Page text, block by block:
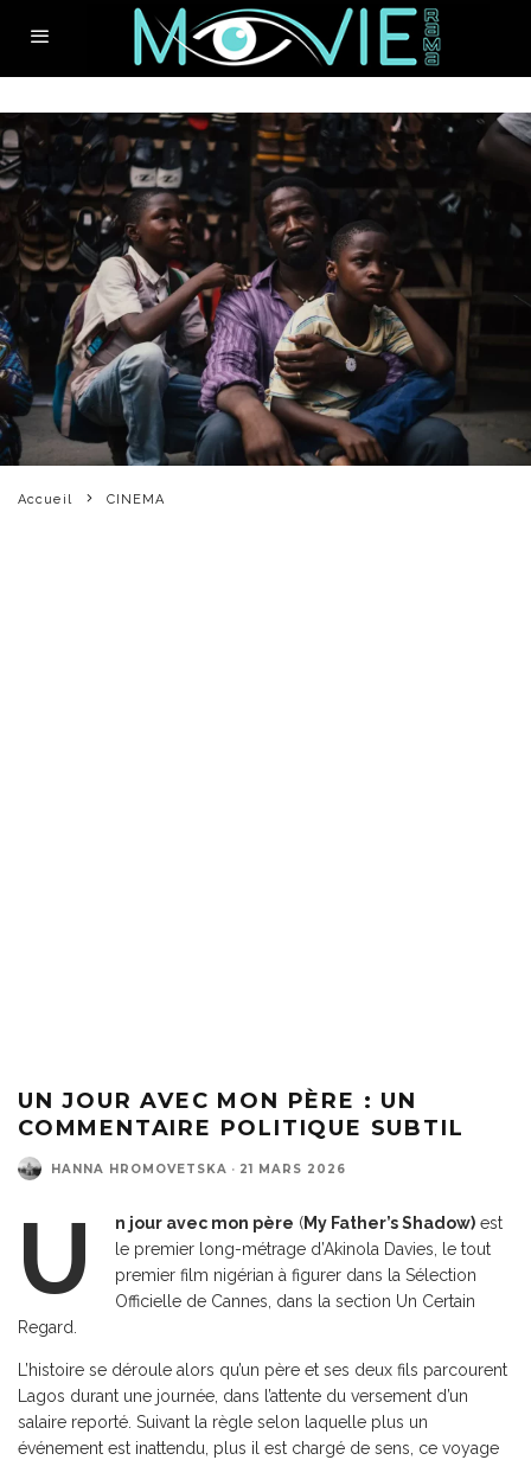
Accueil CINEMA
UN JOUR AVEC MON PÈRE : UN
COMMENTAIRE POLITIQUE SUBTIL
HANNA HROMOVETSKA · 21 MARS 2026
U n jour avec mon père (My Father’s Shadow) est
le premier long-métrage d’Akinola Davies, le tout
premier film nigérian à figurer dans la Sélection
Officielle de Cannes, dans la section Un Certain
Regard.
L’histoire se déroule alors qu’un père et ses deux fils parcourent
Lagos durant une journée, dans l’attente du versement d’un
salaire reporté. Suivant la règle selon laquelle plus un
événement est inattendu, plus il est chargé de sens, ce voyage